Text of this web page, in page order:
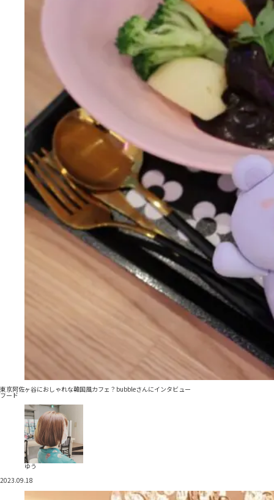
東京阿佐ヶ谷におしゃれな韓国風カフェ？bubbleさんにインタビュー
フード
ゆう
2023.09.18